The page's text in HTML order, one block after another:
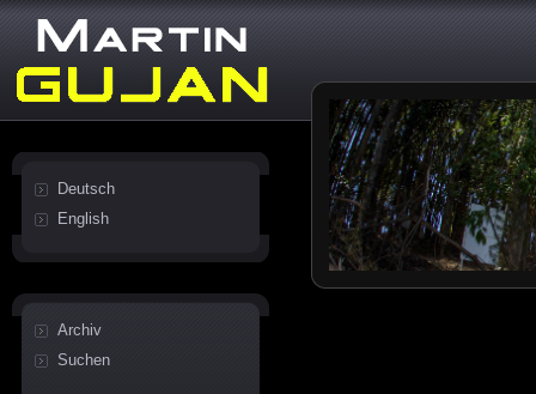
Deutsch
English
Archiv
Suchen